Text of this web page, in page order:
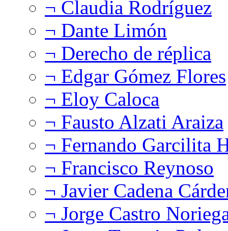
¬ Claudia Rodríguez
¬ Dante Limón
¬ Derecho de réplica
¬ Edgar Gómez Flores
¬ Eloy Caloca
¬ Fausto Alzati Araiza
¬ Fernando Garcilita
¬ Francisco Reynoso
¬ Javier Cadena
¬ Jorge Castro